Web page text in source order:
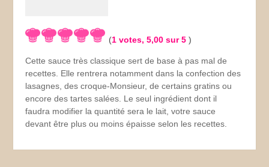
(1 votes,5,00 sur 5)
Cette sauce très classique sert de base à pas mal de
recettes. Elle rentrera notamment dans la confection des
lasagnes, des croque-Monsieur, de certains gratins ou
encore des tartes salées. Le seul ingrédient dont il
faudra modifier la quantité sera le lait, votre sauce
devant être plus ou moins épaisse selon les recettes.